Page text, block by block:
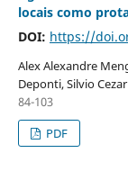
locais como
DOI: https://
Alex Alexandre
Deponti, Silvio
84-103
PDF